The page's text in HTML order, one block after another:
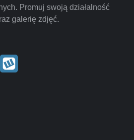
Promuj swoją działalność
galerię zdjęć.
LinkedIn